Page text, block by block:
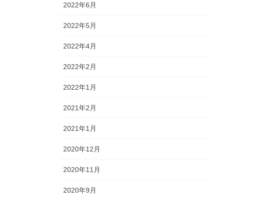
2022年6月
2022年5月
2022年4月
2022年2月
2022年1月
2021年2月
2021年1月
2020年12月
2020年11月
2020年9月